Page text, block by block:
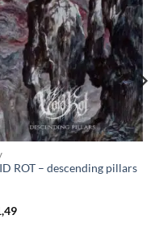
ROT – descending pillars